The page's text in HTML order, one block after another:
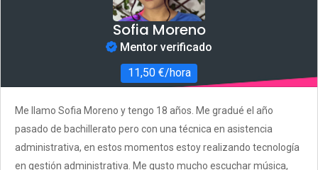
Sofia Moreno
Mentor verificado
11,50 €/hora
Me llamo Sofia Moreno y tengo 18 años. Me gradué el año
pasado de bachillerato pero con una técnica en asistencia
administrativa, en estos momentos estoy realizando tecnología
en gestión administrativa. Me gusto mucho escuchar música,